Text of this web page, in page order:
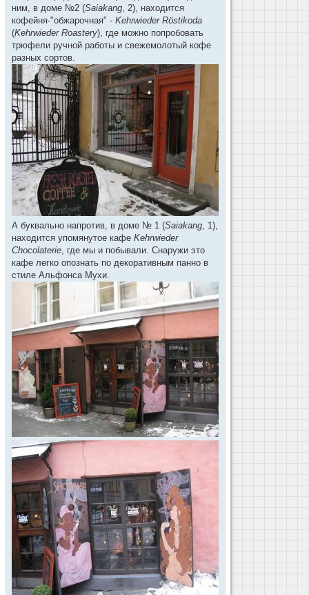
ним, в доме №2 (Saiakang, 2), находится
кофейня-"обжарочная" - Kehrwieder Röstikoda
(Kehrwieder Roastery), где можно попробовать
трюфели ручной работы и свежемолотый кофе
разных сортов.
А буквально напротив, в доме № 1 (Saiakang, 1),
находится упомянутое кафе Kehrwieder
Chocolaterie, где мы и побывали. Снаружи это
кафе легко опознать по декоративным панно в
стиле Альфонса Мухи.